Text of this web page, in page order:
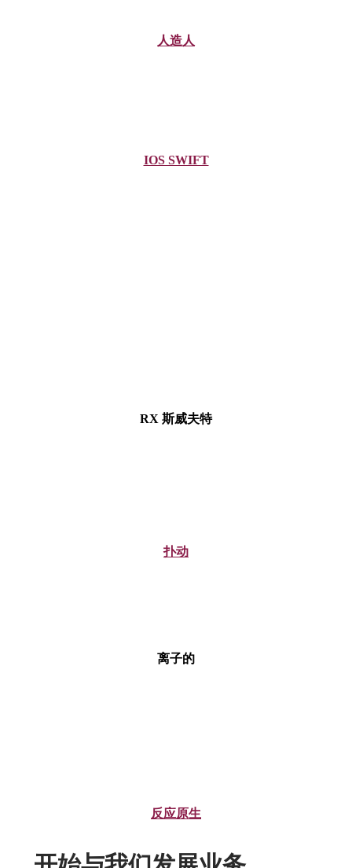
人造人
IOS SWIFT
RX 斯威夫特
扑动
离子的
反应原生